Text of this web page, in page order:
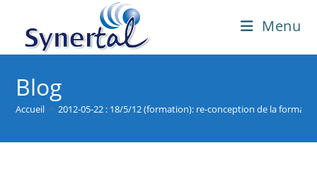
content
Menu
Blog
Accueil > 2012-05-22 : 18/5/12 (formation): re-conception de la